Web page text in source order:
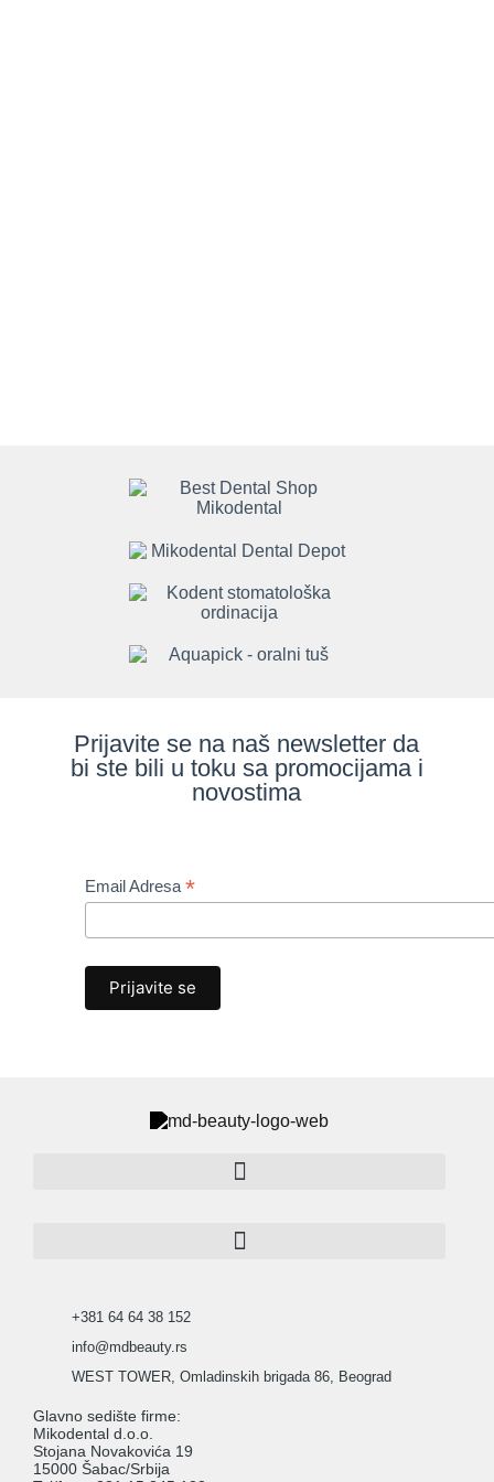
Prijavite se na naš newsletter da
bi ste bili u toku sa promocijama i
novostima
Email Adresa*
+381 64 64 38 152
info@mdbeauty.rs
WEST TOWER, Omladinskih brigada 86, Beograd
Glavno sedište firme:
Mikodental d.o.o.
Stojana Novakovića 19
15000 Šabac/Srbija